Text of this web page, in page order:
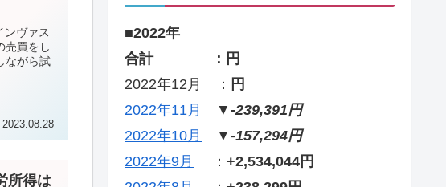
ンヴァス
売買をし
ながら試
2023.08.28
所得は
■2022年
合計 ：円
2022年12月 ： 円
2022年11月
▼ -239,391円
2022年10月
▼ -157,294円
2022年9月
： +2,534,044円